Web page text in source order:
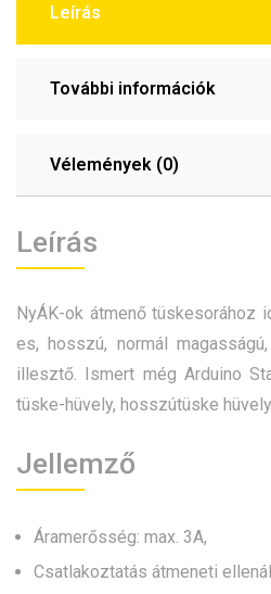
Leírás
További információk
Vélemények (0)
Leírás
NyÁK-ok átmenő tüskesorához
es, hosszú, normál
illesztő. Ismert még Arduino
tüske-hüvely, hosszútüske
Jellemző
Áramerősség: max. 3A,
Csatlakoztatás átmeneti